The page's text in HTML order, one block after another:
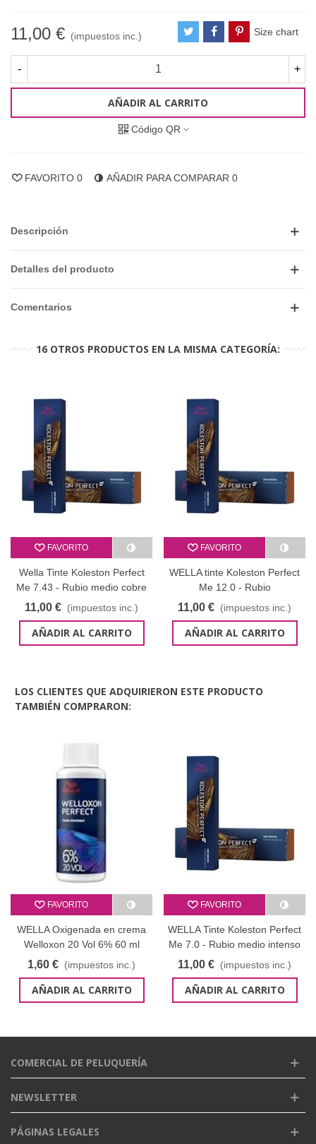
11,00 € (impuestos inc.) Size chart
- +
AÑADIR AL CARRITO
Código QR
FAVORITO 0 AÑADIR PARA COMPARAR 0
Descripción
Detalles del producto
Comentarios
16 OTROS PRODUCTOS EN LA MISMA CATEGORÍA:
FAVORITO
Wella Tinte Koleston Perfect
Me 7.43 - Rubio medio cobre
dorado 60 ml
11,00 € (impuestos inc.)
AÑADIR AL CARRITO
FAVORITO
WELLA tinte Koleston Perfect
Me 12.0 - Rubio
superaclarante natural 60 ml
11,00 € (impuestos inc.)
AÑADIR AL CARRITO
LOS CLIENTES QUE ADQUIRIERON ESTE PRODUCTO
TAMBIÉN COMPRARON:
FAVORITO
WELLA Oxigenada en crema
Welloxon 20 Vol 6% 60 ml
1,60 € (impuestos inc.)
AÑADIR AL CARRITO
FAVORITO
WELLA Tinte Koleston Perfect
Me 7.0 - Rubio medio intenso
60 ml
11,00 € (impuestos inc.)
AÑADIR AL CARRITO
COMERCIAL DE PELUQUERÍA
NEWSLETTER
PÁGINAS LEGALES